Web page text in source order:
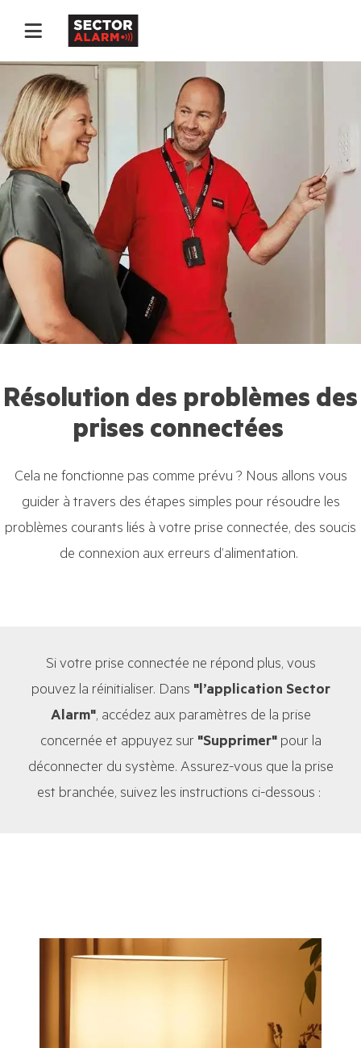
Résolution des problèmes des
prises connectées
Cela ne fonctionne pas comme prévu ? Nous allons vous
guider à travers des étapes simples pour résoudre les
problèmes courants liés à votre prise connectée, des soucis
de connexion aux erreurs d’alimentation.
Si votre prise connectée ne répond plus, vous
pouvez la réinitialiser. Dans "l’application Sector
Alarm", accédez aux paramètres de la prise
concernée et appuyez sur "Supprimer"pour la
déconnecter du système. Assurez-vous que la prise
est branchée, suivez les instructions ci-dessous :